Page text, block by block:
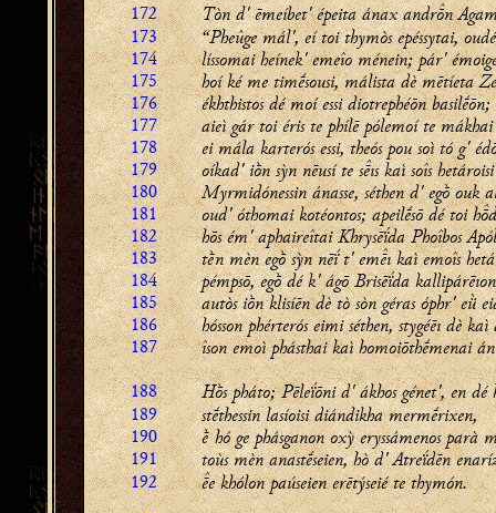
172 Tòn d' ēmeíbet' épeita ánax andrn
173 “Pheûge mál', eí toi thymòs epéssytai, oudé
174 líssomai heínek' emeîo ménein; pár'
175 hoí ké me timḗsousi, málista dè mētíeta
176 ékhthistos dé moí essi diotrephéōn basilḗōn;
177 aieì gár toi éris te phílē pólemoí te
178 ei mála karterós essi, theós pou soì tó g'
179 oíkad' iṑn sỳn nēusí te sıs kaì soîs hetároisi
180 Myrmidónessin ánasse, séthen d' egṑ ouk
181 oud' óthomai kotéontos; apeilḗsō dé toi
182 hōs ém' aphaireîtai Khrysēḯda Phoîbos
183 tḕn mèn egṑ sỳn nēḯ t' emı kaì emoîs
184 pémpsō, egṑ dé k' ágō Brisēḯda kallipárēıon
185 autòs iṑn klisíēn dè tò sòn géras óphr' eǜ
186 hósson phérterós eimi séthen, stygéēı dè kaì
187 îson emoì phásthai kaì homoiōthḗmenai
188 Hṑs pháto; Pēleḯōni d' ákhos génet', en dé
189 stḗthessin lasíoisi diándikha mermḗrixen,
190 ḕ hó ge phásganon oxỳ eryssámenos parà
191 toùs mèn anastḗseien, hò d' Atreḯdēn
192 e khólon paúseien erētýseié te thymón.